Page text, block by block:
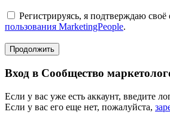
Регистрируясь, я подтверждаю своё
пользования MarketingPeople.
Продолжить
Вход в Сообщество
Если у вас уже есть аккаунт, введите
Если у вас его еще нет, пожалуйста,